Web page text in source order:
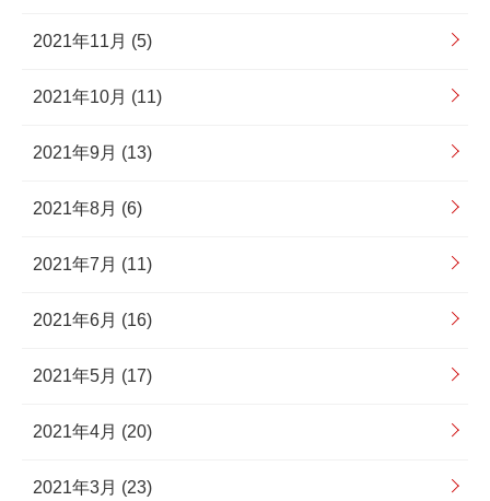
2021年11月 (5)
2021年10月 (11)
2021年9月 (13)
2021年8月 (6)
2021年7月 (11)
2021年6月 (16)
2021年5月 (17)
2021年4月 (20)
2021年3月 (23)